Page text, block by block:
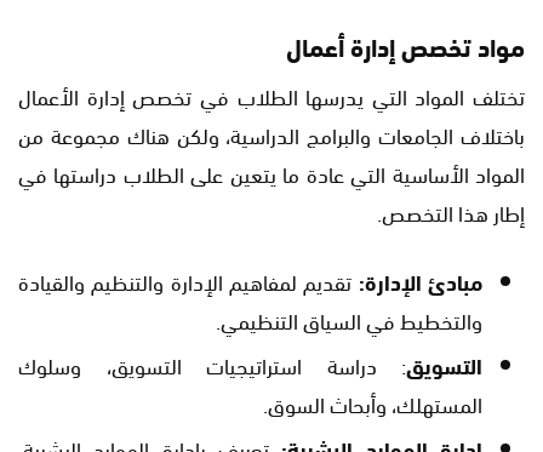
مواد تخصص إدارة أعمال
تختلف المواد التي يدرسها الطلاب في تخصص إدارة الأعمال
باختلاف الجامعات والبرامج الدراسية، ولكن هناك مجموعة من
المواد الأساسية التي عادة ما يتعين على الطلاب دراستها في
إطار هذا التخصص.
مبادئ الإدارة: تقديم لمفاهيم الإدارة والتنظيم والقيادة
والتخطيط في السياق التنظيمي.
التسويق: دراسة استراتيجيات التسويق، وسلوك
المستهلك، وأبحاث السوق.